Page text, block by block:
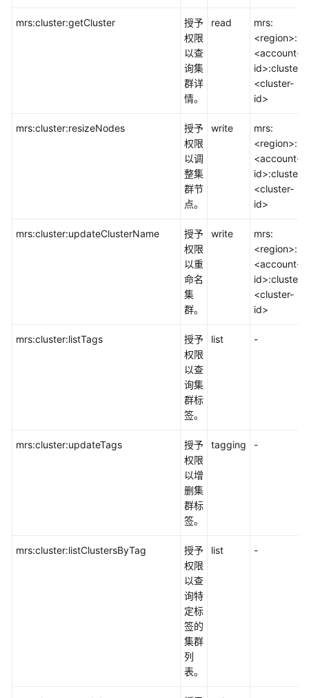
管
态
术
mrs:cluster:getCluster
授予
权限
以查
询集
群详
情。
read
mrs:
<region>:
<account-
id>:cluster:
<cluster-
id>
mrs:cluster:resizeNodes
授予
权限
以调
整集
群节
点。
write
mrs:
<region>:
<account-
id>:cluster:
<cluster-
id>
mrs:cluster:updateClusterName
授予
权限
以重
命名
集
群。
write
mrs:
<region>:
<account-
id>:cluster:
<cluster-
id>
mrs:cluster:listTags
授予
权限
以查
询集
群标
签。
list -
mrs:cluster:updateTags
授予
权限
以增
删集
群标
签。
tagging -
mrs:cluster:listClustersByTag
授予
权限
以查
询特
定标
签的
集群
列
表。
list -